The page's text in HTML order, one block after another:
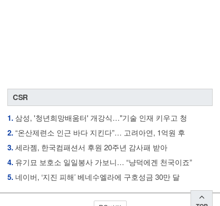
CSR
1.삼성, '청년희망배움터' 개강식…"기술 인재 키우고 청
2.“온산제련소 인근 바다 지킨다”… 고려아연, 1억원 후
3.세라젬, 한국컴패션서 후원 20주년 감사패 받아
4. 유기묘 보호소 일일봉사 가보니… “냥덕에겐 천국이죠”
5. 네이버, ‘지진 피해’ 베네수엘라에 구호성금 30만 달